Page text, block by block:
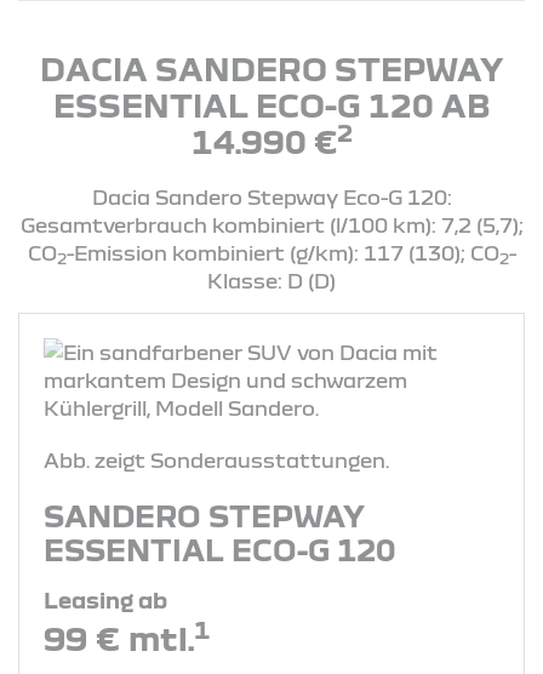
DACIA SANDERO STEPWAY
ESSENTIAL ECO-G 120 AB
14.990 €2
Dacia Sandero Stepway Eco-G 120:
Gesamtverbrauch kombiniert (l/100 km): 7,2 (5,7);
CO2-Emission kombiniert (g/km): 117 (130); CO2-
Klasse: D (D)
Abb. zeigt Sonderausstattungen.
SANDERO STEPWAY
ESSENTIAL ECO-G 120
Leasing ab
99 € mtl.1